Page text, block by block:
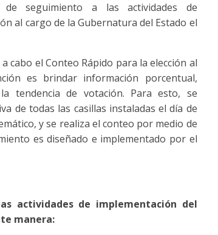
seguimiento a las actividades de
al cargo de la Gubernatura del Estado el
cabo el Conteo Rápido para la elección al
es brindar información porcentual,
tendencia de votación. Para esto, se
de todas las casillas instaladas el día de
y se realiza el conteo por medio de
es diseñado e implementado por el
actividades de implementación del
manera: